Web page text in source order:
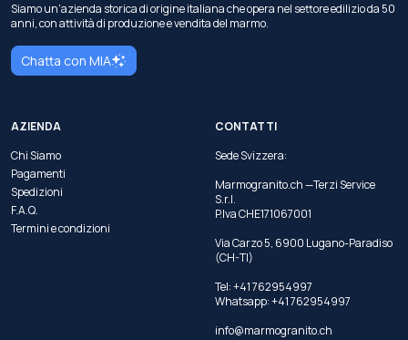
Siamo un'azienda storica di origine italiana che opera nel settore edilizio da 50
anni, con attività di produzione e vendita del marmo.
Chatta con MIA
AZIENDA
Chi Siamo
Pagamenti
Spedizioni
F.A.Q.
Termini e condizioni
CONTATTI
Sede Svizzera:
Marmogranito.ch —Terzi Service
S.r.l.
P.Iva CHE171067001
Via Carzo 5, 6900 Lugano-Paradiso
(CH-TI)
Tel: +41 762954997
Whatsapp:+41 762954997
info@marmogranito.ch